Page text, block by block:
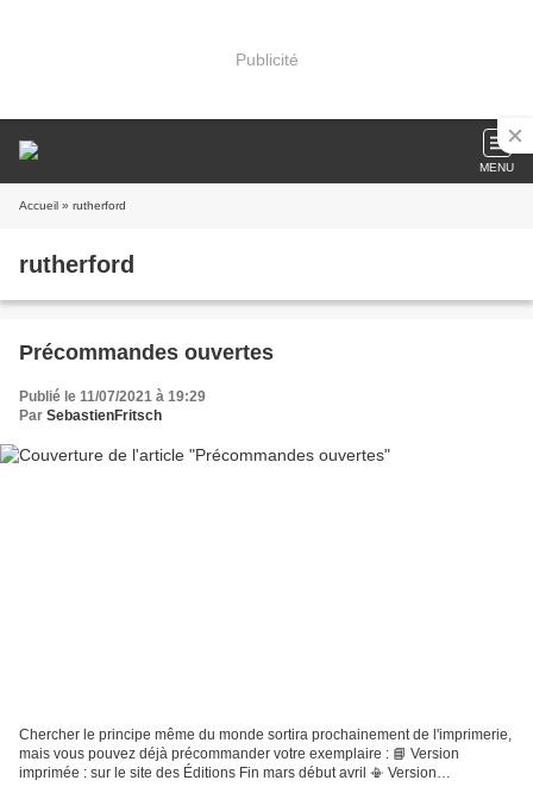
Publicité
MENU
Accueil » rutherford
rutherford
Précommandes ouvertes
Publié le 11/07/2021 à 19:29
Par SebastienFritsch
Chercher le principe même du monde sortira prochainement de l'imprimerie,
mais vous pouvez déjà précommander votre exemplaire : 📘 Version
imprimée : sur le site des Éditions Fin mars début avril 📳 Version